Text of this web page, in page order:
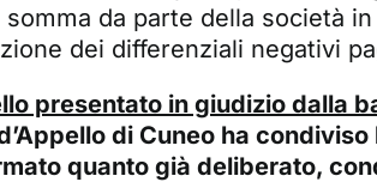
somma da parte della società
dei differenziali negativi
presentato in giudizio dalla
di Cuneo ha
quanto già deliberato,